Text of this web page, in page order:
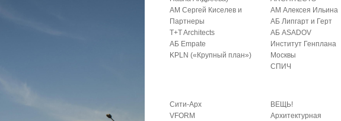
АМ Сергей Киселев и
Партнеры
T+T Architects
АБ Empate
KPLN («Крупный план»)
АМ Алексея Ильина
АБ Липгарт и Герт
АБ ASADOV
Институт Генплана
Москвы
СПИЧ
Сити-Арх
VFORM
ВЕЩЬ!
Архитектурная